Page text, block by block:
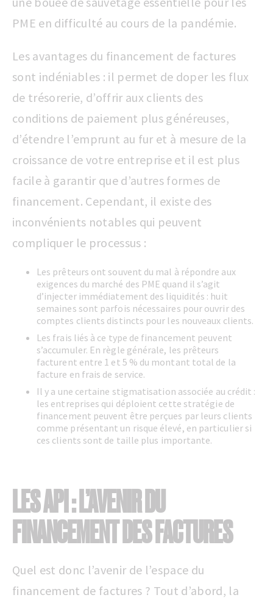
PME en difficulté au cours de la pandémie.
Les avantages du financement de factures
sont indéniables : il permet de doper les flux
de trésorerie, d’offrir aux clients des
conditions de paiement plus généreuses,
d’étendre l’emprunt au fur et à mesure de la
croissance de votre entreprise et il est plus
facile à garantir que d’autres formes de
financement. Cependant, il existe des
inconvénients notables qui peuvent
compliquer le processus :
Les prêteurs ont souvent du mal à répondre aux
exigences du marché des PME quand il s’agit
d’injecter immédiatement des liquidités : huit
semaines sont parfois nécessaires pour ouvrir des
comptes clients distincts pour les nouveaux clients.
Les frais liés à ce type de financement peuvent
s’accumuler. En règle générale, les prêteurs
facturent entre 1 et 5 % du montant total de la
facture en frais de service.
Il y a une certaine stigmatisation associée au crédit :
les entreprises qui déploient cette stratégie de
financement peuvent être perçues par leurs clients
comme présentant un risque élevé, en particulier si
ces clients sont de taille plus importante.
LES API : L’AVENIR DU
FINANCEMENT DES FACTURES
Quel est donc l’avenir de l’espace du
financement de factures ? Tout d’abord, la